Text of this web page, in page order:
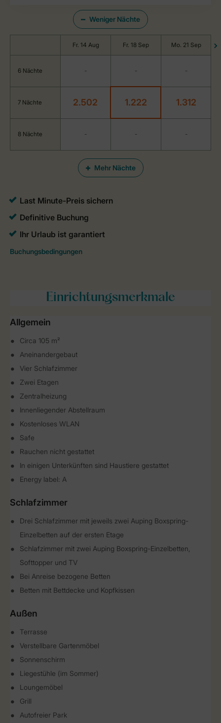
Weniger Nächte
Mehr Nächte
Fr. 14 Aug Fr. 18 Sep Mo. 21 Sep
6 Nächte - - -
7 Nächte 2.502 1.222 1.312
8 Nächte - - -
Einrichtungsmerkmale
Allgemein
Circa 105 m²
Aneinandergebaut
Vier Schlafzimmer
Zwei Etagen
Zentralheizung
Innenliegender Abstellraum
Kostenloses WLAN
Safe
Rauchen nicht gestattet
In einigen Unterkünften sind Haustiere gestattet
Energy label: A
Schlafzimmer
Drei Schlafzimmer mit jeweils zwei Auping Boxspring-
Einzelbetten auf der ersten Etage
Schlafzimmer mit zwei Auping Boxspring-Einzelbetten,
Softtopper und TV
Bei Anreise bezogene Betten
Betten mit Bettdecke und Kopfkissen
Außen
Terrasse
Verstellbare Gartenmöbel
Sonnenschirm
Liegestühle (im Sommer)
Loungemöbel
Grill
Autofreier Park